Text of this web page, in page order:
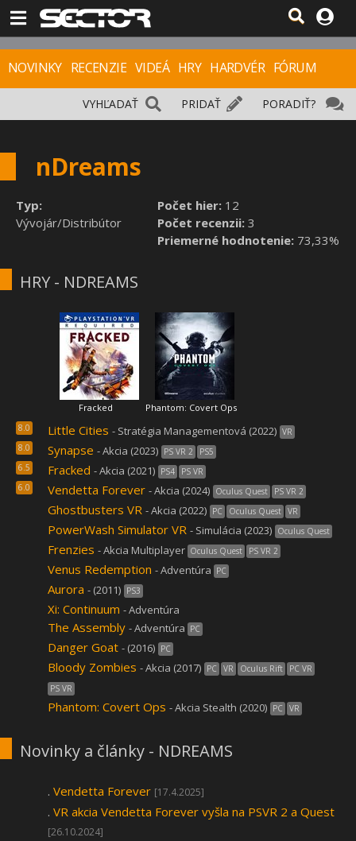
NOVINKY RECENZIE VIDEÁ HRY HARDVÉR FÓRUM
PORADIŤ?
PRIDAŤ
VYHĽADAŤ
nDreams
Počet hier: 12
Počet recenzii: 3
Priemerné hodnotenie: 73,33%
Typ:
Vývojár/Distribútor
HRY - NDREAMS
Fracked Phantom: Covert Ops
Little Cities - Stratégia Managementová (2022) VR
8.0
Synapse - Akcia (2023) PS VR 2 PS5
8.0
Fracked - Akcia (2021) PS4 PS VR
6.5
Vendetta Forever - Akcia (2024) Oculus Quest PS VR 2
6.0
Ghostbusters VR - Akcia (2022) PC Oculus Quest VR
PowerWash Simulator VR - Simulácia (2023) Oculus Quest
Frenzies - Akcia Multiplayer Oculus Quest PS VR 2
Venus Redemption - Adventúra PC
Aurora - (2011) PS3
Xi: Continuum - Adventúra
The Assembly - Adventúra PC
Danger Goat - (2016) PC
Bloody Zombies - Akcia (2017) PC VR Oculus Rift
PC VR
PS VR
Phantom: Covert Ops - Akcia Stealth (2020) PC VR
Novinky a články - NDREAMS
. Vendetta Forever [17.4.2025]
. VR akcia Vendetta Forever vyšla na PSVR 2 a Quest
[26.10.2024]